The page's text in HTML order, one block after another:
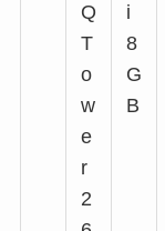
Q
T
o
w
e
r
2
i
8
G
B